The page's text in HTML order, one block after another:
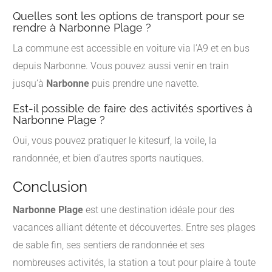
Quelles sont les options de transport pour se
rendre à Narbonne Plage ?
La commune est accessible en voiture via l’A9 et en bus
depuis Narbonne. Vous pouvez aussi venir en train
jusqu’à Narbonne puis prendre une navette.
Est-il possible de faire des activités sportives à
Narbonne Plage ?
Oui, vous pouvez pratiquer le kitesurf, la voile, la
randonnée, et bien d’autres sports nautiques.
Conclusion
Narbonne Plage est une destination idéale pour des
vacances alliant détente et découvertes. Entre ses plages
de sable fin, ses sentiers de randonnée et ses
nombreuses activités, la station a tout pour plaire à toute